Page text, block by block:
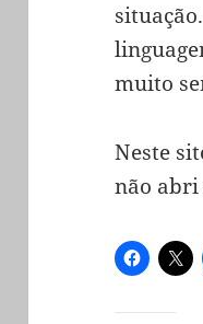
muito
Neste
não abri